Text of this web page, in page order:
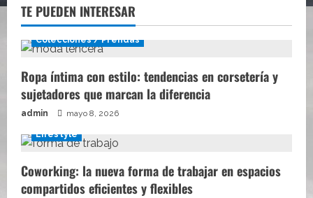
TE PUEDEN INTERESAR
Colecciones / Prendas
Ropa íntima con estilo: tendencias en corsetería y
sujetadores que marcan la diferencia
admin mayo 8, 2026
Lifestyle
Coworking: la nueva forma de trabajar en espacios
compartidos eficientes y flexibles